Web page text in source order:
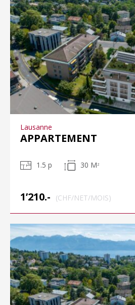
Lausanne
APPARTEMENT
1.5 p 30 M 2
1’210.- (CHF/NET/MOIS)